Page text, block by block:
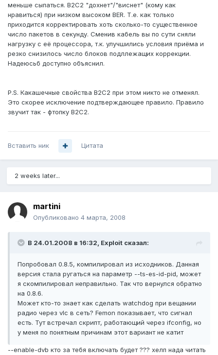
меньше сыпаться. B2C2 "дохнет"/"виснет" (кому как
нравиться) при низком высоком BER. Т.е. как только
приходится корректировать хоть сколько-то существенное
число пакетов в секунду. Сменив кабель вы по сути сняли
нагрузку с её процессора, т.к. улучшились условия приёма и
резко снизилось число блоков подллежащих коррекции.
Надеюсьб доступно объяснил.
P.S. Какашечные свойства B2C2 при этом никто не отменял.
Это скорее исключение подтверждающее правило. Правило
звучит так - фтопку B2C2.
Вставить ник Цитата
2 weeks later...
martini
Опубликовано 4 марта, 2008
В 24.01.2008 в 16:32, Exploit сказал:
Попробовал 0.8.5, компилировал из исходников. Данная
версия стала ругаться на параметр --ts-es-id-pid, может
я скомпилировал неправильно. Так что вернулся обратно
на 0.8.6.
Может кто-то знает как сделать watchdog при вещании
радио через vlc в сеть? Femon показывает, что сигнал
есть. Тут встречал скрипт, работающий через ifconfig, но
у меня по понятным причинам этот вариант не катит
--enable-dvb кто за тебя включать будет ??? хелп нада читать